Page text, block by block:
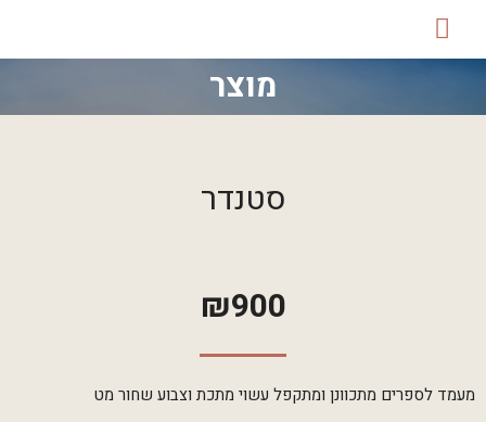
מוצר
סטנדר
₪900
מעמד לספרים מתכוונן ומתקפל עשוי מתכת וצבוע שחור מט